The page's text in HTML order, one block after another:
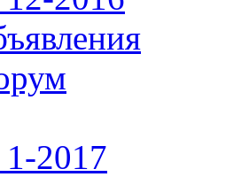
2017